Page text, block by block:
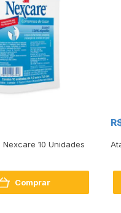
Nexcare 10 Unidades
Comprar